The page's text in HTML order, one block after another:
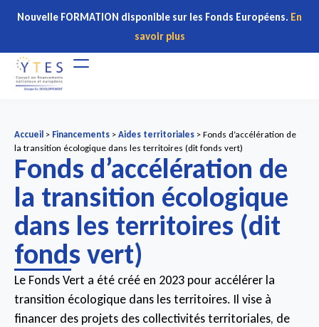
Nouvelle FORMATION disponible sur les Fonds Européens. En
savoir plus
Accueil > Financements > Aides territoriales > Fonds d’accélération de
la transition écologique dans les territoires (dit fonds vert)
Fonds d’accélération de
la transition écologique
dans les territoires (dit
fonds vert)
Le Fonds Vert a été créé en 2023 pour accélérer la
transition écologique dans les territoires. Il vise à
financer des projets des collectivités territoriales, de